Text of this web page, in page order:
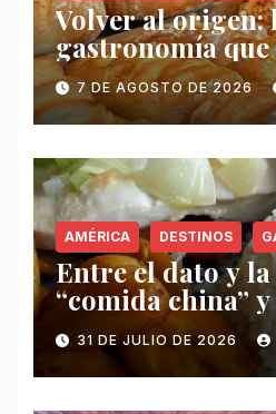
Volver al origen:
gastronomía que
7 DE AGOSTO DE 2026
AMÉRICA DESTINOS
Entre el dato y
“comida china”
invisible en
31 DE JULIO DE 2026